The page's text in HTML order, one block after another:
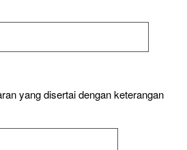
yang disertai dengan keterangan